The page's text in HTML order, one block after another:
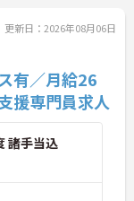
も
く
更新日：2026年08月06日
有／月給26
援専門員求人
諸手当込